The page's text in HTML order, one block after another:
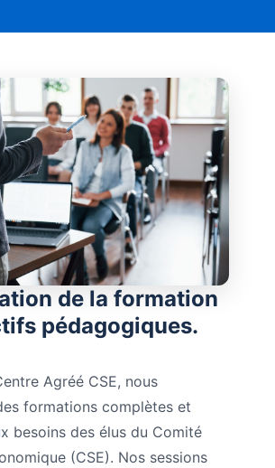
de la formation
pédagogiques.
Agréé CSE, nous
formations complètes et
besoins des élus du Comité
(CSE). Nos sessions